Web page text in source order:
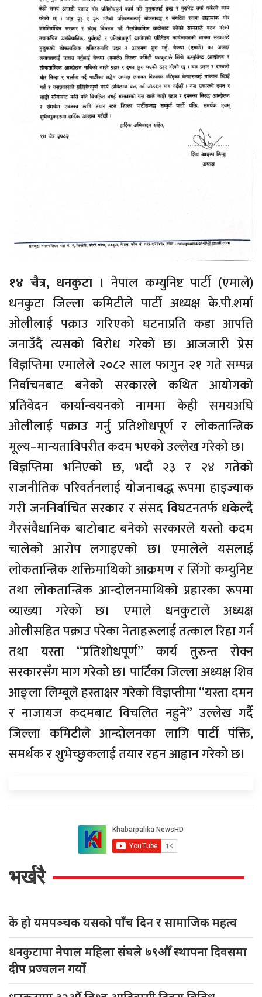
१४ चैत्र, धनकुटा । नेपाल कम्युनिष्ट पार्टी (एमाले)
धनकुटा जिल्ला कमिटीले पार्टी अध्यक्ष के.पी.शर्मा
ओलीलाई पक्राउ गरिएको घटनाप्रति कडा आपत्ति
जनाउँदै त्यसको विरोध गरेको छ। आजजारी प्रेस
विज्ञप्तिमा एमालेले २०८२ साल फागुन २१ गते सम्पन्न
निर्वाचनबाट बनेको सरकारले कथित आयोगको
प्रतिवेदन कार्यान्वयनको नाममा केही समयअघि
ओलीलाई पक्राउ गर्नु प्रतिशोधपूर्ण र लोकतान्त्रिक
मूल्य–मान्यताविपरीत कदम भएको उल्लेख गरेको छ।
विज्ञप्तिमा भनिएको छ, भदौ २३ र २४ गतेको
राजनीतिक परिवर्तनलाई योजनाबद्ध रूपमा हाइज्याक
गरी जननिर्वाचित सरकार र संसद विघटनतर्फ धकेल्दै
गैरसंवैधानिक बाटोबाट बनेको सरकारले यस्तो कदम
चालेको आरोप लगाइएको छ। एमालेले यसलाई
लोकतान्त्रिक शक्तिमाथिको आक्रमण र सिंगो कम्युनिष्ट
तथा लोकतान्त्रिक आन्दोलनमाथिको प्रहारका रूपमा
व्याख्या गरेको छ। एमाले धनकुटाले अध्यक्ष
ओलीसहित पक्राउ परेका नेताहरूलाई तत्काल रिहा गर्न
तथा यस्ता “प्रतिशोधपूर्ण” कार्य तुरुन्त रोक्न
सरकारसँग माग गरेको छ। पार्टिका जिल्ला अध्यक्ष शिव
आङ्ला लिम्बूले हस्ताक्षर गरेको विज्ञप्तीमा “यस्ता दमन
र नाजायज कदमबाट विचलित नहुने” उल्लेख गर्दै
जिल्ला कमिटीले आन्दोलनका लागि पार्टी पंक्ति,
समर्थक र शुभेच्छुकलाई तयार रहन आह्वान गरेको छ।
भर्खरै
केहो यमपञ्चक यसको पाँच दिन र सामाजिक महत्व
धनकुटामानेपाल महिला संघले ७९औँ स्थापना दिवसमा
दीप प्रज्वलन गर्याे